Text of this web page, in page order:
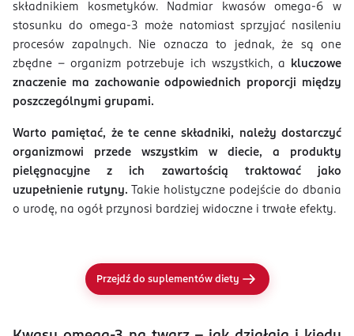
składnikiem kosmetyków. Nadmiar kwasów omega-6 w
stosunku do omega-3 może natomiast sprzyjać nasileniu
procesów zapalnych. Nie oznacza to jednak, że są one
zbędne – organizm potrzebuje ich wszystkich, a
kluczowe
znaczenie ma zachowanie odpowiednich proporcji między
poszczególnymi grupami.
Warto pamiętać, że te cenne składniki, należy dostarczyć
organizmowi przede wszystkim w diecie, a produkty
pielęgnacyjne z ich zawartością traktować jako
uzupełnienie rutyny. Takie holistyczne podejście do dbania
o urodę, na ogół przynosi bardziej widoczne i trwałe efekty.
Przejdź do suplementów diety